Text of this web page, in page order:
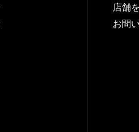
店舗
お問